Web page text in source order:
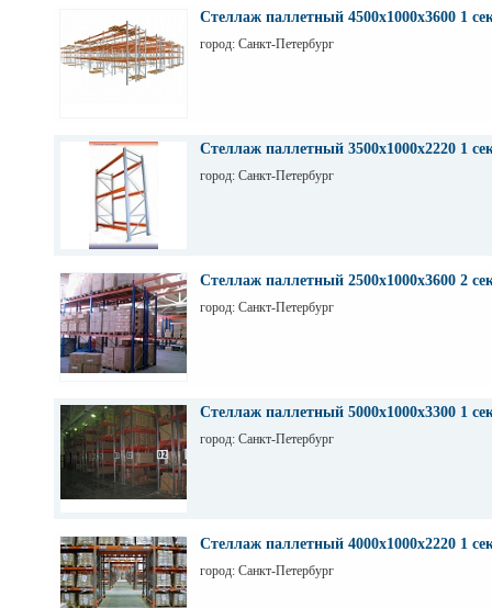
Стеллаж паллетный 4500х1000х3600 1
город: Санкт-Петербург
Стеллаж паллетный 3500х1000х2220 1
город: Санкт-Петербург
Стеллаж паллетный 2500х1000х3600 2
город: Санкт-Петербург
Стеллаж паллетный 5000х1000х3300 1
город: Санкт-Петербург
Стеллаж паллетный 4000х1000х2220 1
город: Санкт-Петербург